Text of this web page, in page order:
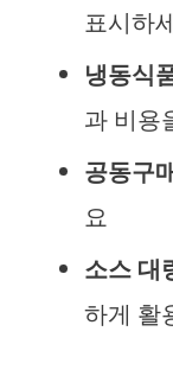
표시하
냉동식
과 비용
공동구
요
소스 대
하게 활